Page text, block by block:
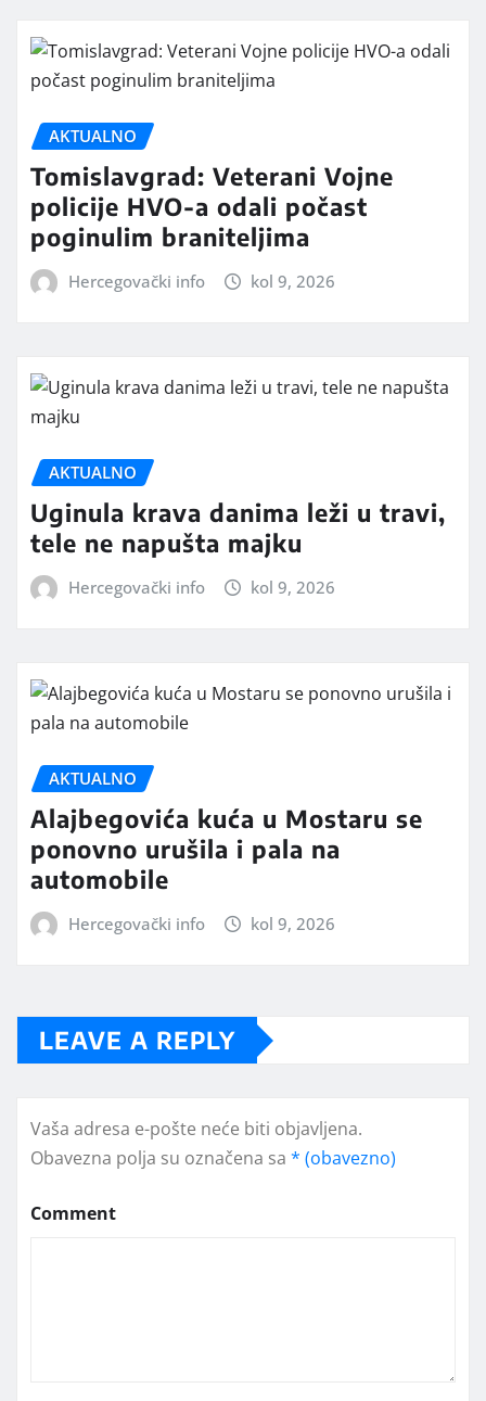
AKTUALNO
Tomislavgrad: Veterani Vojne
policije HVO-a odali počast
poginulim braniteljima
Hercegovački info kol 9, 2026
AKTUALNO
Uginula krava danima leži u travi,
tele ne napušta majku
Hercegovački info kol 9, 2026
AKTUALNO
Alajbegovića kuća u Mostaru se
ponovno urušila i pala na
automobile
Hercegovački info kol 9, 2026
LEAVE A REPLY
Vaša adresa e-pošte neće biti objavljena.
Obavezna polja su označena sa * (obavezno)
Comment